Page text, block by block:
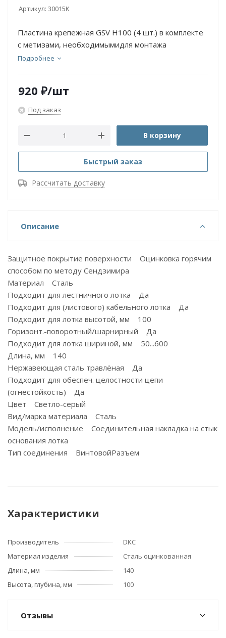
Артикул: 30015K
Пластина крепежная GSV H100 (4 шт.) в комплекте
с метизами, необходимымидля монтажа
Подробнее
920 ₽/шт
Под заказ
В корзину
Быстрый заказ
Рассчитать доставку
Описание
Защитное покрытие поверхности Оцинковка горячим
способом по методу Сендзимира
Материал Сталь
Подходит для лестничного лотка Да
Подходит для (листового) кабельного лотка Да
Подходит для лотка высотой, мм 100
Горизонт.-поворотный/шарнирный Да
Подходит для лотка шириной, мм 50...600
Длина, мм 140
Нержавеющая сталь травлёная Да
Подходит для обеспеч. целостности цепи
(огнестойкость) Да
Цвет Светло-серый
Вид/марка материала Сталь
Модель/исполнение Соединительная накладка на стык
основания лотка
Тип соединения ВинтовойРазъем
Характеристики
Производитель
DKC
Материал изделия
Сталь оцинкованная
Длина, мм
140
Высота, глубина, мм
100
Отзывы